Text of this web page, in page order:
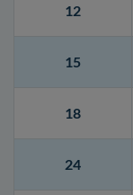
12
15
18
24